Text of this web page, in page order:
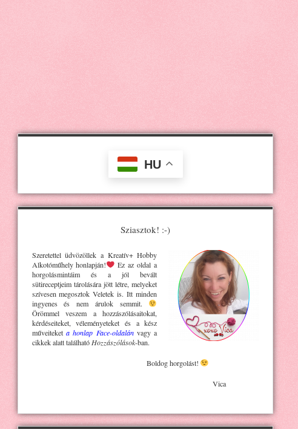
HU
Sziasztok! :-)
Szeretettel üdvözöllek a Kreatív+ Hobby
Alkotóműhelyhonlapján!
Ez az oldal a
horgolásmintáim és a jól bevált
sütireceptjeim tárolására jött létre, melyeket
szívesen megosztok Veletek is. Itt minden
ingyenes és nem árulok semmit.
Örömmel veszem a hozzászólásaitokat,
kérdéseiteket, véleményeteket és a kész
műveiteket a honlap Face-oldalánvagy a
cikkek alatt található Hozzászólások-ban.
Boldog horgolást!
Vica